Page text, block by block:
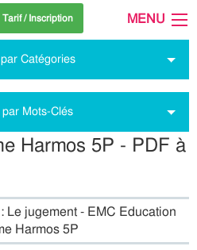
Tarif / Inscription MENU
Catégories
Mots-Clés
Harmos 5P - PDF à
Le jugement - EMC Education
Harmos 5P